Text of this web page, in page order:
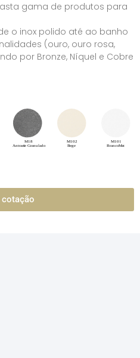
gama de produtos para
o inox polido até ao banho
(ouro, ouro rosa,
por Bronze, Níquel e Cobre
cotação